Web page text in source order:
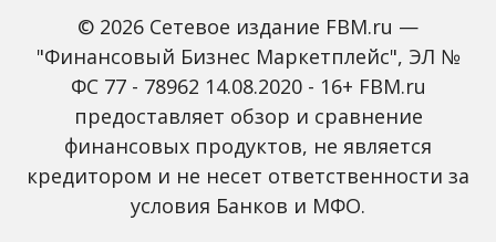
Global Tech Forum: как
ИИ меняет бизнес и
открывает новые
4.0 меняет правила
игры в медиаиндустрии
© 2026 Сетевое издание FBM.ru —
"Финансовый Бизнес Маркетплейс", ЭЛ №
ФС 77 - 78962 14.08.2020 - 16+ FBM.ru
предоставляет обзор и сравнение
финансовых продуктов, не является
кредитором и не несет ответственности за
условия Банков и МФО.